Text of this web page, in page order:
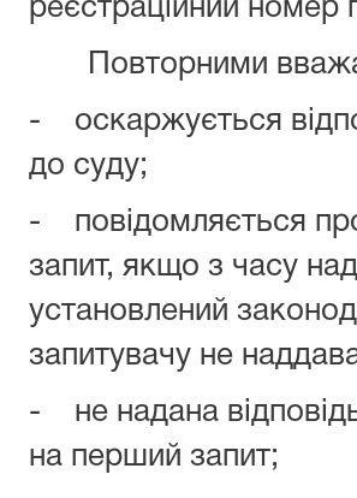
реєстраційний номер
Повторними
- оскаржується
до суду;
- повідомляється про
запит, якщо з часу
установлений
запитувачу не
- не надана
на перший запит;